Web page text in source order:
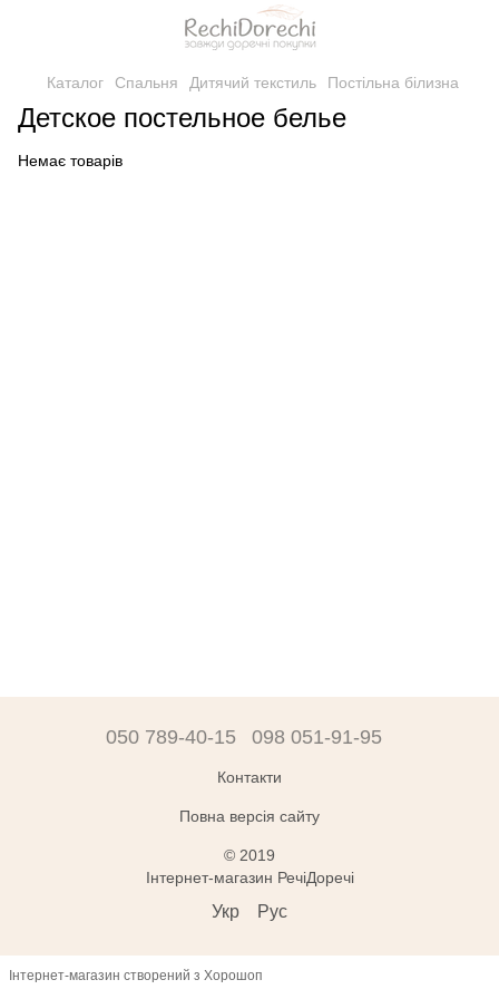
Каталог Спальня Дитячий текстиль Постільна білизна
Детское постельное белье
Немає товарів
050 789-40-15 098 051-91-95
Контакти
Повна версія сайту
© 2019
Інтернет-магазин РечіДоречі
Укр Рус
Інтернет-магазин створений з Хорошоп